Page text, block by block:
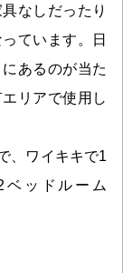
なしだったり
ています。日
あるのが当た
リアで使用し
、ワイキキで1
ベッドルーム